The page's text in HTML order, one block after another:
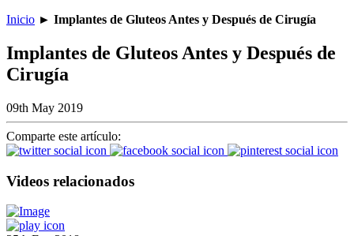
Inicio ► Implantes de Gluteos Antes y Después de Cirugía
Implantes de Gluteos Antes y Después de
Cirugía
09th May 2019
Comparte este artículo:
Videos relacionados